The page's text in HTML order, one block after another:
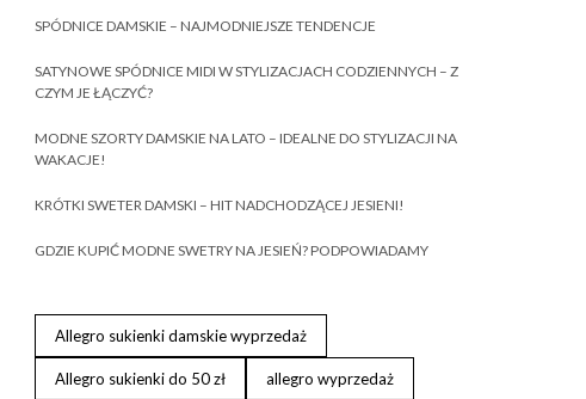
SPÓDNICE DAMSKIE – NAJMODNIEJSZE TENDENCJE
SATYNOWE SPÓDNICE MIDI W STYLIZACJACH CODZIENNYCH – Z
CZYM JE ŁĄCZYĆ?
MODNE SZORTY DAMSKIE NA LATO – IDEALNE DO STYLIZACJI NA
WAKACJE!
KRÓTKI SWETER DAMSKI – HIT NADCHODZĄCEJ JESIENI!
GDZIE KUPIĆ MODNE SWETRY NA JESIEŃ? PODPOWIADAMY
Allegro sukienki damskie wyprzedaż
Allegro sukienki do 50 zł allegro wyprzedaż